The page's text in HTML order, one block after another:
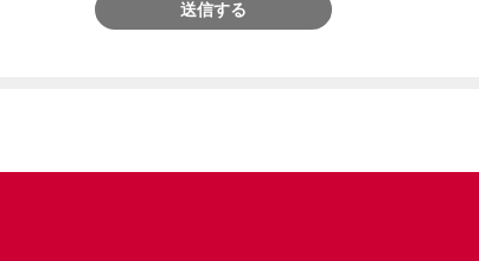
送信する